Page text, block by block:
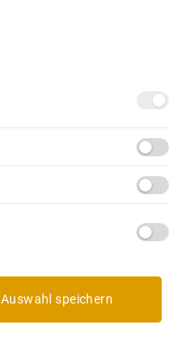
Auswahl speichern